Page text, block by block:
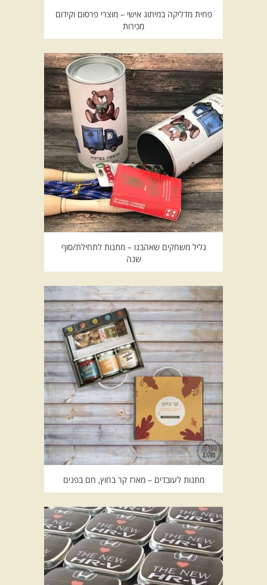
פחית מדליקה במיתוג אישי – מוצרי פרסום וקידום
מכירות
גליל משחקים שאהבנו – מתנות לתחילת/סוף
שנה
מתנות לעובדים – מארז קר בחוץ, חם בפנים